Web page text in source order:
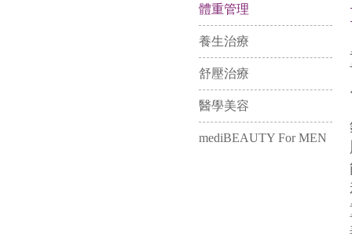
體重管理
養生治療
舒壓治療
醫學美容
mediBEAUTY For MEN